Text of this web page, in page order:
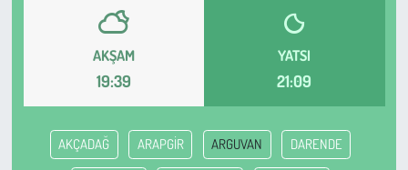
AKŞAM
19:39
YATSI
21:09
AKÇADAĞ ARAPGİR ARGUVAN DARENDE
Günün İçinden